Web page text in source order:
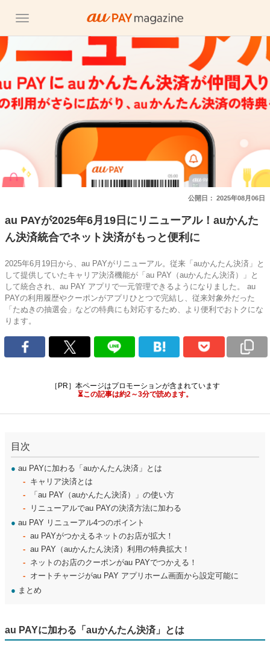
公開日： 2025年08月06日
au PAYが2025年6月19日にリニューアル！auかんた
ん決済統合でネット決済がもっと便利に
2025年6月19日から、au PAYがリニューアル。従来「auかんたん決済」と
して提供していたキャリア決済機能が「au PAY（auかんたん決済）」と
して統合され、au PAY アプリで一元管理できるようになりました。 au
PAYの利用履歴やクーポンがアプリひとつで完結し、従来対象外だった
「たぬきの抽選会」などの特典にも対応するため、より便利でおトクにな
ります。
［PR］本ページはプロモーションが含まれています
⏳この記事は約2～3分で読めます。
目次
● au PAYに加わる「auかんたん決済」とは
キャリア決済とは
「au PAY（auかんたん決済）」の使い方
リニューアルでau PAYの決済方法に加わる
● au PAY リニューアル4つのポイント
au PAYがつかえるネットのお店が拡大！
au PAY（auかんたん決済）利用の特典拡大！
ネットのお店のクーポンがau PAYでつかえる！
オートチャージがau PAY アプリホーム画面から設定可能に
● まとめ
au PAYに加わる「auかんたん決済」とは